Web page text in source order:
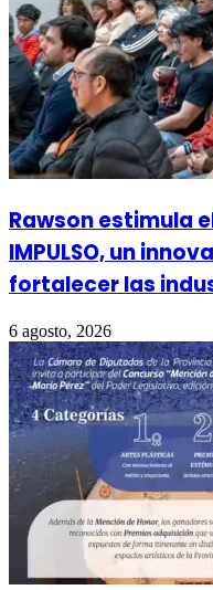
Rawson estimula
IMPULSO, un
fortalecer las
6 agosto, 2026